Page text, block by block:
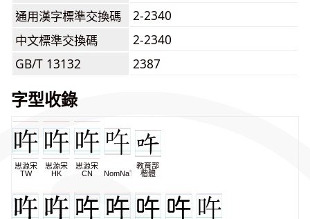
通用漢字標準交換碼
2-2340
中文標準交換碼
2-2340
GB/T 13132
2387
字型收錄
思源宋
TW
思源宋
HK
思源宋
CN
NomNaTong
教育部
楷體